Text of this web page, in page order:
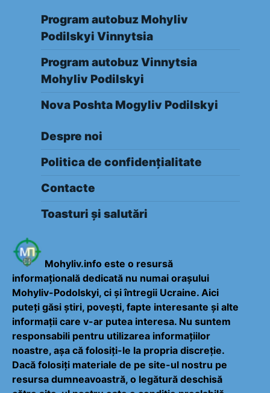
Program autobuz Mohyliv
Podilskyi Vinnytsia
Program autobuz Vinnytsia
Mohyliv Podilskyi
Nova Poshta Mogyliv Podilskyi
Despre noi
Politica de confidențialitate
Contacte
Toasturi și salutări
Mohyliv.info este o resursă
informațională dedicată nu numai orașului
Mohyliv-Podolskyi, ci și întregii Ucraine. Aici
puteți găsi știri, povești, fapte interesante și alte
informații care v-ar putea interesa. Nu suntem
responsabili pentru utilizarea informațiilor
noastre, așa că folosiți-le la propria discreție.
Dacă folosiți materiale de pe site-ul nostru pe
resursa dumneavoastră, o legătură deschisă